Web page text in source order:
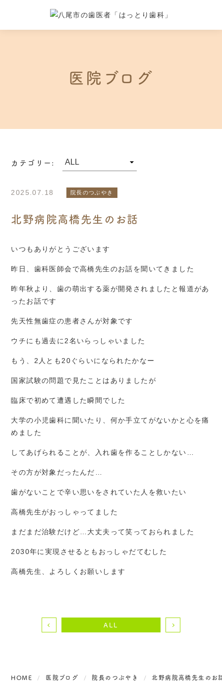
医院ブログ
カテゴリー:
2025.07.18 院長のつぶやき
北野病院高橋先生のお話
いつもありがとうございます
昨日、歯科医師会で高橋先生のお話を聞いてきました
昨年秋より、歯の萌出する薬が開発されましたと報道があ
ったお話です
先天性無歯症の患者さんが対象です
ウチにも過去に2名いらっしゃいました
もう、2人とも20ぐらいになられたかなー
国家試験の問題で見たことはありましたが
臨床で初めて遭遇した瞬間でした
大学の小児歯科に聞いたり、何か手立てがないかと心を痛
めました
してあげられることが、入れ歯を作ることしかない…
その方が対象だったんだ…
歯がないことで辛い思いをされていた人を救いたい
高橋先生がおっしゃってました
まだまだ治験だけど…大丈夫って笑っておられました
2030年に実現させるともおっしゃだてむした
高橋先生、よろしくお願いします
ALL
HOME 医院ブログ 院長のつぶやき 北野病院高橋先生のお